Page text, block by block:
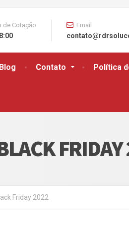
Blog Contato Política
de Cotação Email
Friday 2022